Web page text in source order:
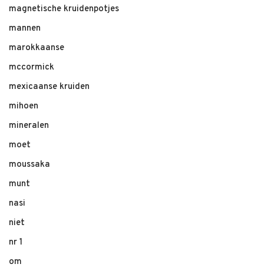
magnetische kruidenpotjes
mannen
marokkaanse
mccormick
mexicaanse kruiden
mihoen
mineralen
moet
moussaka
munt
nasi
niet
nr 1
om